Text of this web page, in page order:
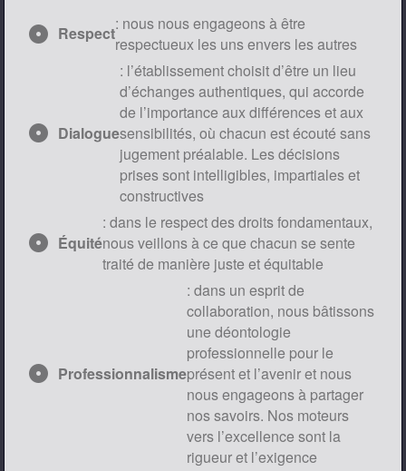
adjust Respect: nous nous engageons à être
respectueux les uns envers les autres
adjust Dialogue
: l’établissement choisit d’être un lieu
d’échanges authentiques, qui accorde
de l’importance aux différences et aux
sensibilités, où chacun est écouté sans
jugement préalable. Les décisions
prises sont intelligibles, impartiales et
constructives
adjust Équité
: dans le respect des droits fondamentaux,
nous veillons à ce que chacun se sente
traité de manière juste et équitable
adjust Professionnalisme
: dans un esprit de
collaboration, nous bâtissons
une déontologie
professionnelle pour le
présent et l’avenir et nous
nous engageons à partager
nos savoirs. Nos moteurs
vers l’excellence sont la
rigueur et l’exigence